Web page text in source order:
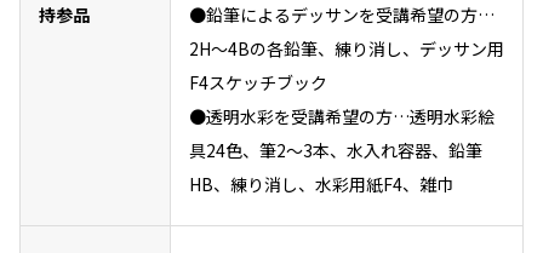
持参品
●鉛筆によるデッサンを受講希望の方…
2H～4Bの各鉛筆、練り消し、デッサン用
F4スケッチブック
●透明水彩を受講希望の方…透明水彩絵
具24色、筆2～3本、水入れ容器、鉛筆
HB、練り消し、水彩用紙F4、雑巾